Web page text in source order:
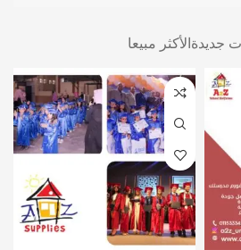
جديدة الأكثر مبيعا